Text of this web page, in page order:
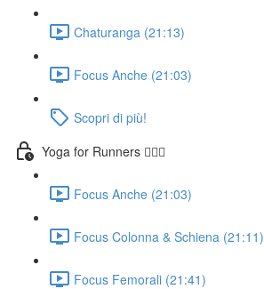
Chaturanga (21:13)
Focus Anche (21:03)
Scopri di più!
Yoga for Runners 🏃🏼‍♀️
Focus Anche (21:03)
Focus Colonna & Schiena (21:11)
Focus Femorali (21:41)